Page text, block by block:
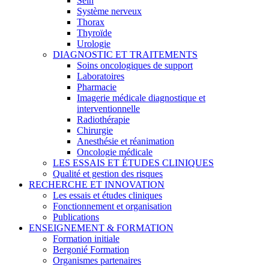
Système nerveux
Thorax
Thyroïde
Urologie
DIAGNOSTIC ET TRAITEMENTS
Soins oncologiques de support
Laboratoires
Pharmacie
Imagerie médicale diagnostique et
interventionnelle
Radiothérapie
Chirurgie
Anesthésie et réanimation
Oncologie médicale
LES ESSAIS ET ÉTUDES CLINIQUES
Qualité et gestion des risques
RECHERCHE ET INNOVATION
Les essais et études cliniques
Fonctionnement et organisation
Publications
ENSEIGNEMENT & FORMATION
Formation initiale
Bergonié Formation
Organismes partenaires